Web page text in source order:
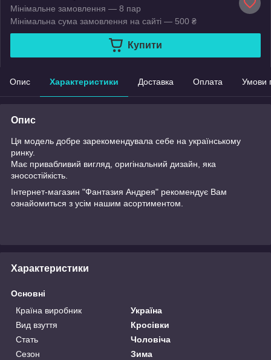
Мінімальне замовлення — 8 пар
Мінімальна сума замовлення на сайті — 500 ₴
Купити
Опис Характеристики Доставка Оплата Умови
Опис
Ця модель добре зарекомендувала себе на українському
ринку.
Має привабливий вигляд, оригінальний дизайн, яка
зносостійкість.
Інтернет-магазин "Фантазия Андрея" рекомендує Вам
ознайомиться з усім нашим асортиментом.
Характеристики
Основні
Країна виробник
Україна
Вид взуття
Кросівки
Стать
Чоловіча
Сезон
Зима